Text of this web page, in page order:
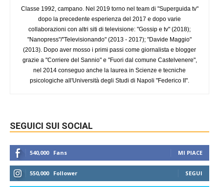
Classe 1992, campano. Nel 2019 torno nel team di "Superguida tv"
dopo la precedente esperienza del 2017 e dopo varie
collaborazioni con altri siti di televisione: "Gossip e tv" (2018);
"Nanopress"/"Televisionando" (2013 - 2017); "Davide Maggio"
(2013). Dopo aver mosso i primi passi come giornalista e blogger
grazie a "Corriere del Sannio" e "Fuori dal comune Castelvenere",
nel 2014 conseguo anche la laurea in Scienze e tecniche
psicologiche all'Università degli Studi di Napoli "Federico II".
SEGUICI SUI SOCIAL
540,000 Fans MI PIACE
550,000 Follower SEGUI